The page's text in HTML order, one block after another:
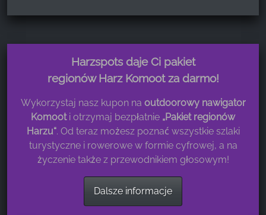
Harzspots daje Ci pakiet
regionów Harz Komoot za darmo!
Wykorzystaj nasz kupon na outdoorowy nawigator
Komooti otrzymaj bezpłatnie „Pakiet regionów
Harzu“. Od teraz możesz poznać wszystkie szlaki
turystyczne i rowerowe w formie cyfrowej, a na
życzenie także z przewodnikiem głosowym!
Dalsze informacje